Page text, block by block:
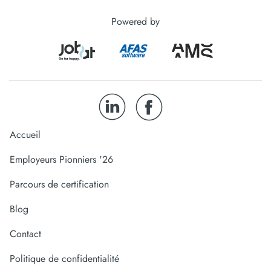
Powered by
Accueil
Employeurs Pionniers '26
Parcours de certification
Blog
Contact
Politique de confidentialité